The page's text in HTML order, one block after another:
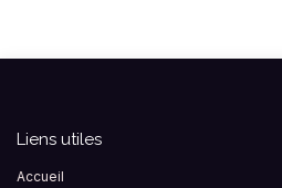
Liens utiles
Accueil